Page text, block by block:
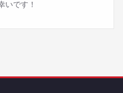
いです！